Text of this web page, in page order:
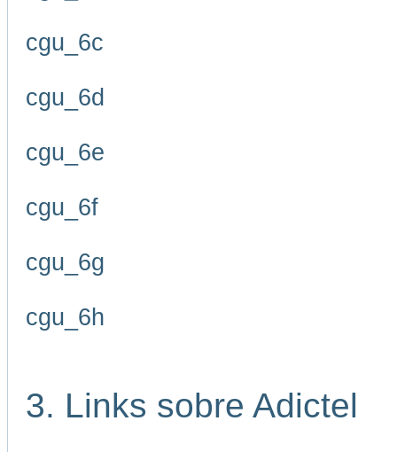
cgu_6c
cgu_6d
cgu_6e
cgu_6f
cgu_6g
cgu_6h
3. Links sobre Adictel